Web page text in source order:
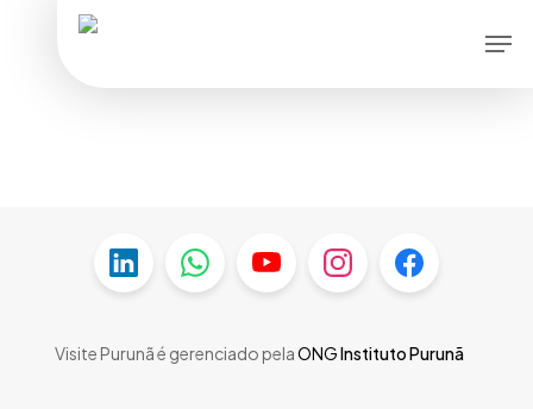
Visite Purunã é gerenciado pelaONGInstituto Purunã